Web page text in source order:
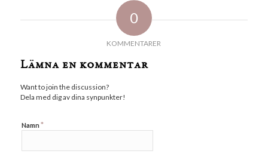
0
KOMMENTARER
Lämna en kommentar
Want to join the discussion?
Dela med dig av dina synpunkter!
Namn *